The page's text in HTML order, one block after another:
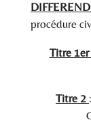
procédure
Titre 1er
Titre 2